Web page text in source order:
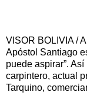
VISOR BOLIVIA /
Apóstol Santiago
puede aspirar”.
carpintero, actual
Tarquino,